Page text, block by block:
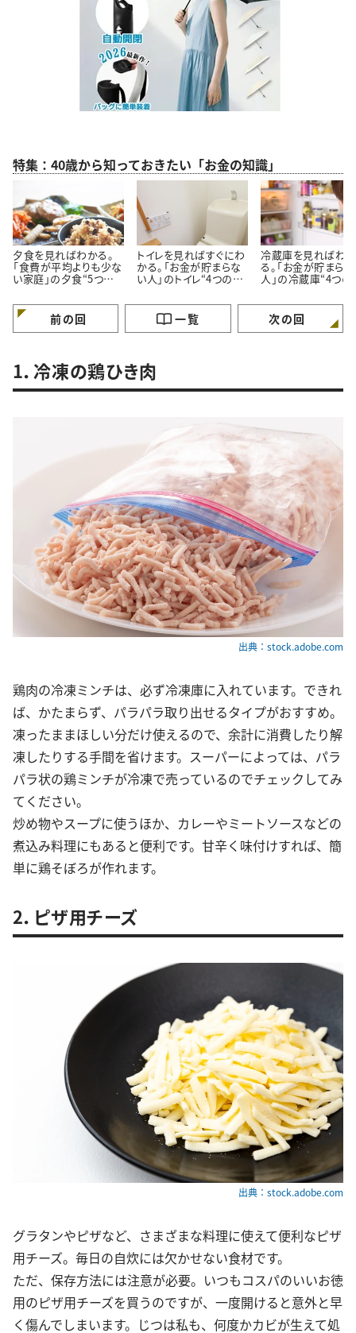
特集：40歳から知っておきたい「お金の知識」
夕食を見ればわかる。
「食費が平均よりも少な
い家庭」の夕食“5つの
トイレを見ればすぐにわ
かる。「お金が貯まらな
い人」のトイレ“4つの特
冷蔵庫を見ればわか
る。「お金が貯まら
人」の冷蔵庫“4つの
前の回 一覧 次の回
1．冷凍の鶏ひき肉
出典：stock.adobe.com
鶏肉の冷凍ミンチは、必ず冷凍庫に入れています。できれ
ば、かたまらず、パラパラ取り出せるタイプがおすすめ。
凍ったままほしい分だけ使えるので、余計に消費したり解
凍したりする手間を省けます。スーパーによっては、パラ
パラ状の鶏ミンチが冷凍で売っているのでチェックしてみ
てください。
炒め物やスープに使うほか、カレーやミートソースなどの
煮込み料理にもあると便利です。甘辛く味付けすれば、簡
単に鶏そぼろが作れます。
2．ピザ用チーズ
出典：stock.adobe.com
グラタンやピザなど、さまざまな料理に使えて便利なピザ
用チーズ。毎日の自炊には欠かせない食材です。
ただ、保存方法には注意が必要。いつもコスパのいいお徳
用のピザ用チーズを買うのですが、一度開けると意外と早
く傷んでしまいます。じつは私も、何度かカビが生えて処